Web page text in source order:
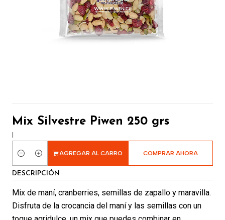
Mix Silvestre Piwen 250 grs
|
Cantidad
AGREGAR AL CARRO COMPRAR AHORA
DESCRIPCIÓN
Mix de maní, cranberries, semillas de zapallo y maravilla.
Disfruta de la crocancia del maní y las semillas con un